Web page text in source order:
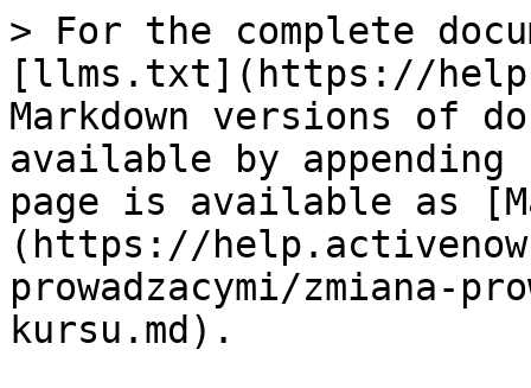
> For the complete
[llms.txt](https://
Markdown versions of
available by
page is available as
(https://
prowadzacymi/zmiana-
kursu.md).